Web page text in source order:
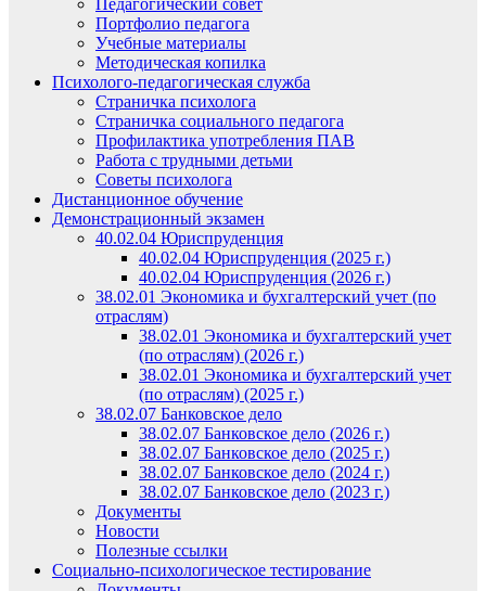
Педагогический совет
Портфолио педагога
Учебные материалы
Методическая копилка
Психолого-педагогическая служба
Страничка психолога
Страничка социального педагога
Профилактика употребления ПАВ
Работа с трудными детьми
Советы психолога
Дистанционное обучение
Демонстрационный экзамен
40.02.04 Юриспруденция
40.02.04 Юриспруденция (2025 г.)
40.02.04 Юриспруденция (2026 г.)
38.02.01 Экономика и бухгалтерский учет (по
отраслям)
38.02.01 Экономика и бухгалтерский учет
(по отраслям) (2026 г.)
38.02.01 Экономика и бухгалтерский учет
(по отраслям) (2025 г.)
38.02.07 Банковское дело
38.02.07 Банковское дело (2026 г.)
38.02.07 Банковское дело (2025 г.)
38.02.07 Банковское дело (2024 г.)
38.02.07 Банковское дело (2023 г.)
Документы
Новости
Полезные ссылки
Социально-психологическое тестирование